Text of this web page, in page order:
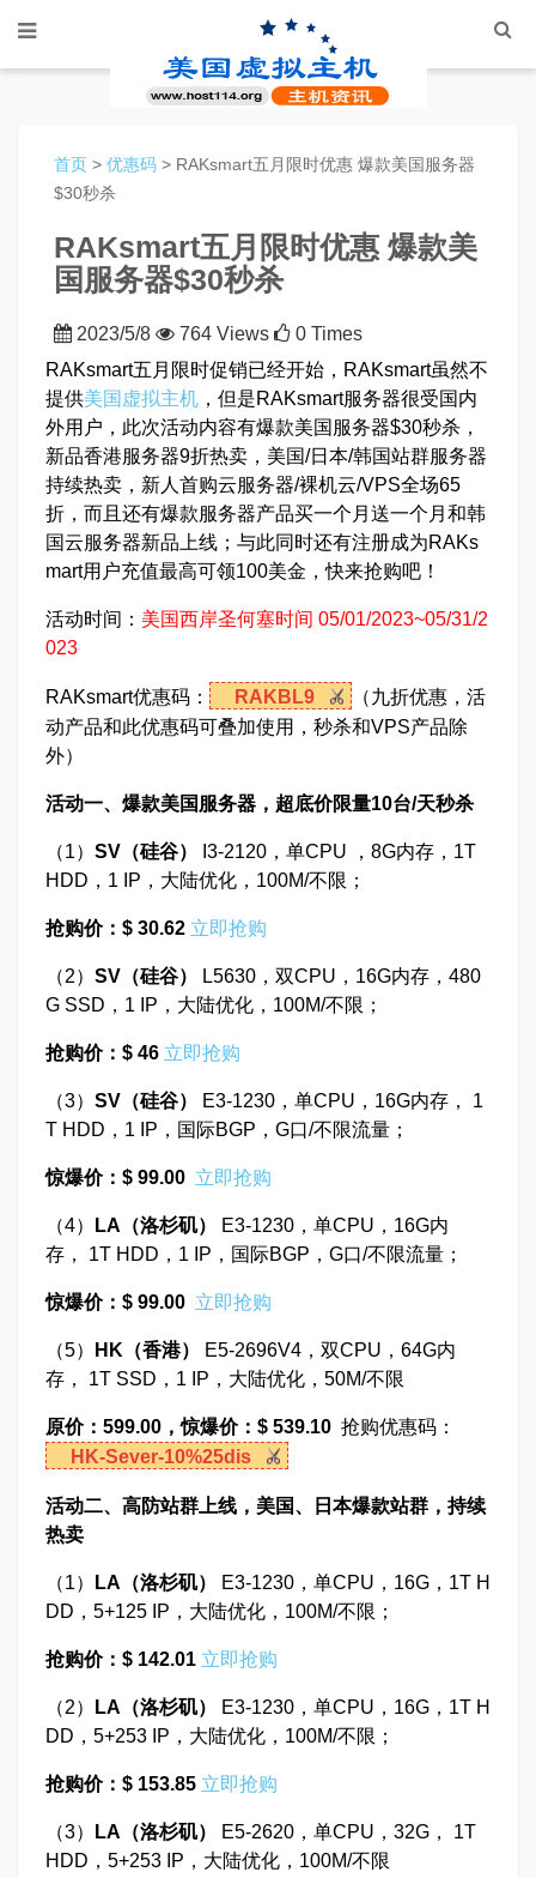
首页 > 优惠码 > RAKsmart五月限时优惠 爆款美国服务器
$30秒杀
RAKsmart五月限时优惠 爆款美
国服务器$30秒杀
2023/5/8 764 Views
0 Times
RAKsmart五月限时促销已经开始，RAKsmart虽然不
提供美国虚拟主机 ，但是RAKsmart服务器很受国内
外用户，此次活动内容有爆款美国服务器$30秒杀，
新品香港服务器9折热卖，美国/日本/韩国站群服务器
持续热卖，新人首购云服务器/裸机云/VPS全场65
折，而且还有爆款服务器产品买一个月送一个月和韩
国云服务器新品上线；与此同时还有注册成为RAKs
mart用户充值最高可领100美金，快来抢购吧！
活动时间： 美国西岸圣何塞时间 05/01/2023~05/31/2
023
RAKsmart优惠码： RAKBL9
（九折优惠，活
动产品和此优惠码可叠加使用，秒杀和VPS产品除
外）
活动一、爆款美国服务器，超底价限量10台/天秒杀
（1） SV （硅谷）
I3-2120，单CPU ，8G内存，1T
HDD，1 IP，大陆优化，100M/不限；
抢购价：$ 30.62 立即抢购
（2） SV （硅谷）
L5630，双CPU，16G内存，480
G SSD，1 IP，大陆优化，100M/不限；
抢购价：$ 46 立即抢购
（3） SV （硅谷）
E3-1230，单CPU，16G内存， 1
T HDD，1 IP，国际BGP，G口/不限流量；
惊爆价：$ 99.00 立即抢购
（4） LA （洛杉矶）
E3-1230，单CPU，16G内
存， 1T HDD，1 IP，国际BGP，G口/不限流量；
惊爆价：$ 99.00 立即抢购
（5） HK （香港）
E5-2696V4，双CPU，64G内
存， 1T SSD，1 IP，大陆优化，50M/不限
原价：599.00，惊爆价：$ 539.10 抢购优惠码：
HK-Sever-10%25dis
活动二、高防站群上线，美国、日本爆款站群，持续
热卖
（1） LA （洛杉矶）
E3-1230，单CPU，16G，1T H
DD，5+125 IP，大陆优化，100M/不限；
抢购价：$ 142.01 立即抢购
（2） LA （洛杉矶）
E3-1230，单CPU，16G，1T H
DD，5+253 IP，大陆优化，100M/不限；
抢购价：$ 153.85 立即抢购
（3） LA （洛杉矶）
E5-2620，单CPU，32G， 1T
HDD，5+253 IP，大陆优化，100M/不限